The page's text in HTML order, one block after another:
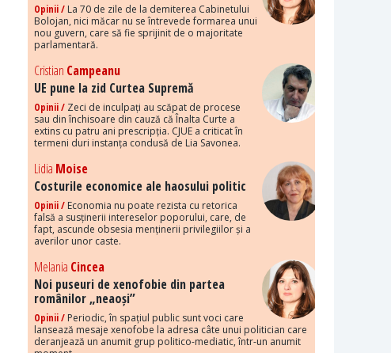
Opinii / La 70 de zile de la demiterea Cabinetului
Bolojan, nici măcar nu se întrevede formarea unui
nou guvern, care să fie sprijinit de o majoritate
parlamentară.
Cristian Campeanu
UE pune la zid Curtea Supremă
Opinii / Zeci de inculpați au scăpat de procese
sau din închisoare din cauză că Înalta Curte a
extins cu patru ani prescripția. CJUE a criticat în
termeni duri instanța condusă de Lia Savonea.
Lidia Moise
Costurile economice ale haosului politic
Opinii / Economia nu poate rezista cu retorica
falsă a susținerii intereselor poporului, care, de
fapt, ascunde obsesia menținerii privilegiilor și a
averilor unor caste.
Melania Cincea
Noi puseuri de xenofobie din partea
românilor „neaoși”
Opinii / Periodic, în spațiul public sunt voci care
lansează mesaje xenofobe la adresa câte unui politician care
deranjează un anumit grup politico-mediatic, într-un anumit